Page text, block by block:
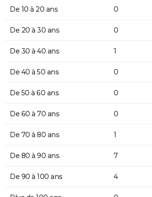
De 10 à 20 ans 0
De 20 à 30 ans 0
De 30 à 40 ans 1
De 40 à 50 ans 0
De 50 à 60 ans 0
De 60 à 70 ans 0
De 70 à 80 ans 1
De 80 à 90 ans 7
De 90 à 100 ans 4